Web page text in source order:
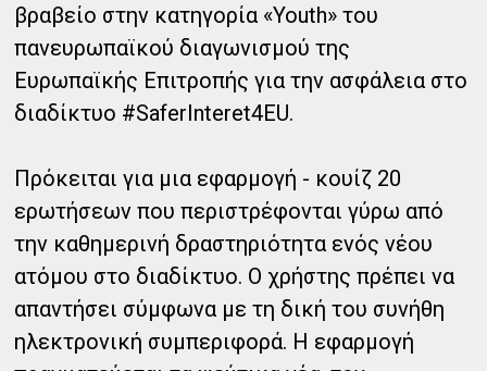
βραβείο στην κατηγορία «Youth» του
πανευρωπαϊκού διαγωνισμού της
Ευρωπαϊκής Επιτροπής για την ασφάλεια στο
διαδίκτυο #SaferInteret4EU.
Πρόκειται για μια εφαρμογή - κουίζ 20
ερωτήσεων που περιστρέφονται γύρω από
την καθημερινή δραστηριότητα ενός νέου
ατόμου στο διαδίκτυο. Ο χρήστης πρέπει να
απαντήσει σύμφωνα με τη δική του συνήθη
ηλεκτρονική συμπεριφορά. Η εφαρμογή